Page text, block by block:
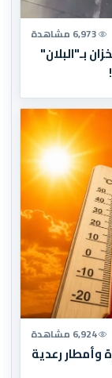
6,973 مشاهدة
بـ"البلان"
6,924 مشاهدة
وأمطار رعدية